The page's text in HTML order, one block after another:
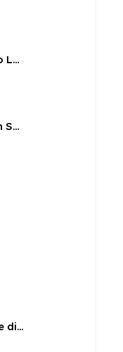
Stemma Leti a Palazzo Leti
Tomba di un Parenzi in San Ponziano
Monumento sepolcrale di Fulvio Orsini